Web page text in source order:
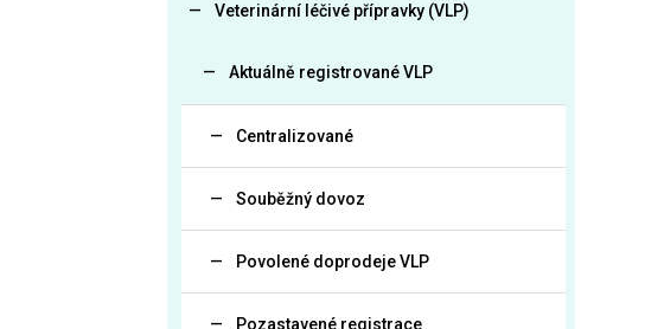
Veterinární léčivé přípravky (VLP)
Aktuálně registrované VLP
Centralizované
Souběžný dovoz
Povolené doprodeje VLP
Pozastavené registrace